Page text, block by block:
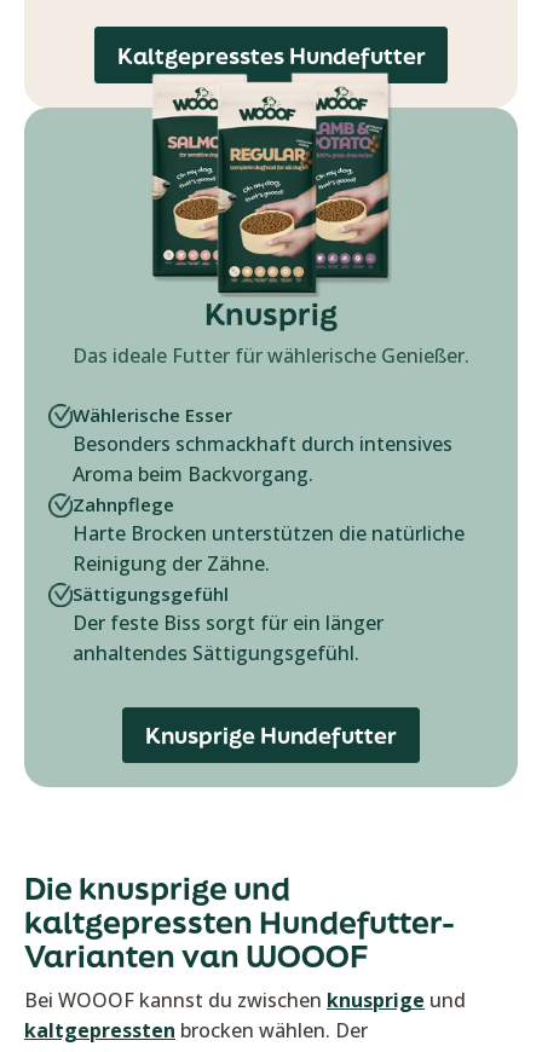
Kaltgepresstes Hundefutter
Knusprig
Das ideale Futter für wählerische Genießer.
Wählerische Esser
Besonders schmackhaft durch intensives
Aroma beim Backvorgang.
Zahnpflege
Harte Brocken unterstützen die natürliche
Reinigung der Zähne.
Sättigungsgefühl
Der feste Biss sorgt für ein länger
anhaltendes Sättigungsgefühl.
Knusprige Hundefutter
Die knusprige und
kaltgepressten Hundefutter-
Varianten van WOOOF
Bei WOOOF kannst du zwischen knusprige und
kaltgepressten brocken wählen. Der